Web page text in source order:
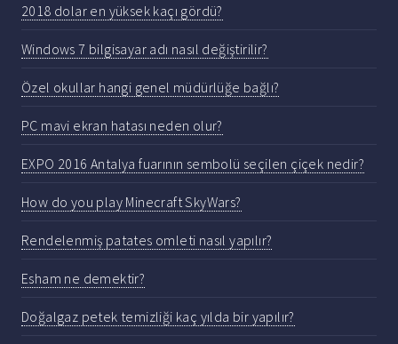
2018 dolar en yüksek kaçı gördü?
Windows 7 bilgisayar adı nasıl değiştirilir?
Özel okullar hangi genel müdürlüğe bağlı?
PC mavi ekran hatası neden olur?
EXPO 2016 Antalya fuarının sembolü seçilen çiçek nedir?
How do you play Minecraft SkyWars?
Rendelenmiş patates omleti nasıl yapılır?
Esham ne demektir?
Doğalgaz petek temizliği kaç yılda bir yapılır?